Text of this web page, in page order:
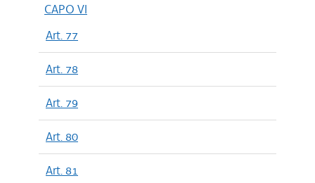
CAPO VI
Art. 77
Art. 78
Art. 79
Art. 80
Art. 81